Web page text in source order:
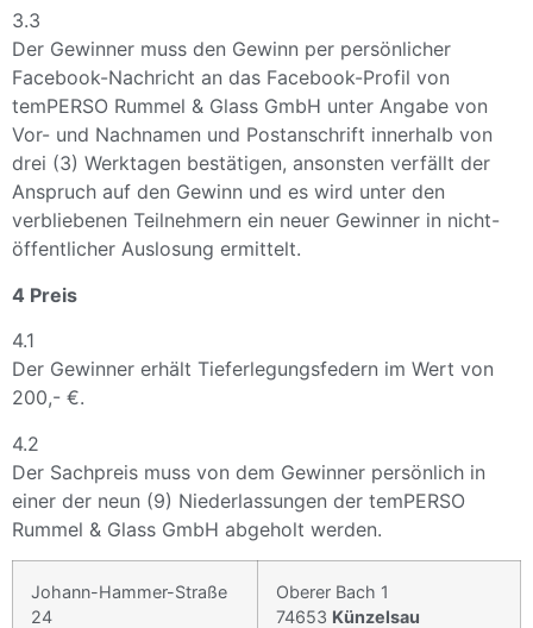
3.3
Der Gewinner muss den Gewinn per persönlicher
Facebook-Nachricht an das Facebook-Profil von
temPERSO Rummel & Glass GmbH unter Angabe von
Vor- und Nachnamen und Postanschrift innerhalb von
drei (3) Werktagen bestätigen, ansonsten verfällt der
Anspruch auf den Gewinn und es wird unter den
verbliebenen Teilnehmern ein neuer Gewinner in nicht-
öffentlicher Auslosung ermittelt.
4 Preis
4.1
Der Gewinner erhält Tieferlegungsfedern im Wert von
200,- €.
4.2
Der Sachpreis muss von dem Gewinner persönlich in
einer der neun (9) Niederlassungen der temPERSO
Rummel & Glass GmbH abgeholt werden.
Johann-Hammer-Straße
24
Oberer Bach 1
74653 Künzelsau